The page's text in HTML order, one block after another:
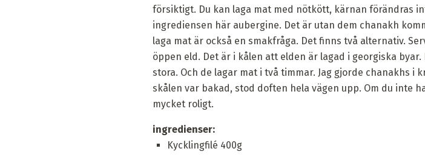
försiktigt. Du kan laga mat med nötkött, kärnan förändras
ingrediensen här aubergine. Det är utan dem chanakh
laga mat är också en smakfråga. Det finns två alternativ.
öppen eld. Det är i kålen att elden är lagad i georgiska
stora. Och de lagar mat i två timmar. Jag gjorde chanakhs
skålen var bakad, stod doften hela vägen upp. Om du inte
mycket roligt.
ingredienser:
Kycklingfilé 400g